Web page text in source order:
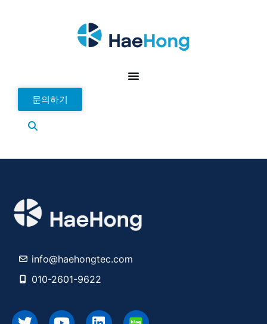
문의하기
info@haehongtec.com
010-2601-9622